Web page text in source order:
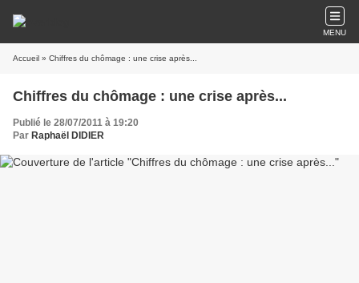
MENU
Accueil » Chiffres du chômage : une crise après...
Chiffres du chômage : une crise après...
Publié le 28/07/2011 à 19:20
Par Raphaël DIDIER